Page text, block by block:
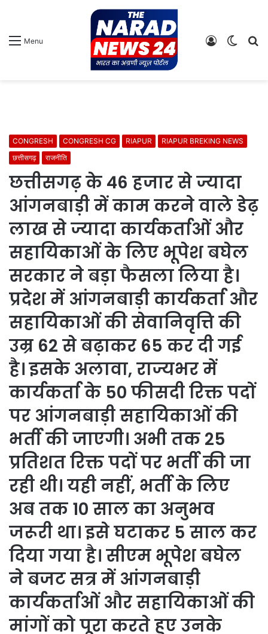
Menu
Switch
Log
CONGRESH CONGRESH CG RIAPUR
RIAPUR BREKING NEWS
छत्तीसगढ़
राजनीति
छत्तीसगढ़ के 46 हजार से ज्यादा
आंगनबाड़ी में काम करने वाले डेढ़
लाख से ज्यादा कार्यकर्ताओं और
सहायिकाओं के लिए भूपेश बघेल
सरकार ने बड़ा फैसला लिया है।
प्रदेश में आंगनबाड़ी कार्यकर्ता और
सहायिकाओं की सेवानिवृत्ति की
उम्र 62 से बढ़ाकर 65 कर दी गई
है। इसके अलावा, राज्यभर में
कार्यकर्ता के 50 फीसदी रिक्त पदों
पर आंगनबाड़ी सहायिकाओं की
भर्ती की जाएगी। अभी तक 25
प्रतिशत रिक्त पदों पर भर्ती की जा
रही थी। यही नहीं, भर्ती के लिए
अब तक 10 साल का अनुभव
जरूरी था। इसे घटाकर 5 साल कर
दिया गया है। सीएम भूपेश बघेल
ने बजट सत्र में आंगनबाड़ी
कार्यकर्ताओं और सहायिकाओं की
मांगों को पूरा करते हुए उनके